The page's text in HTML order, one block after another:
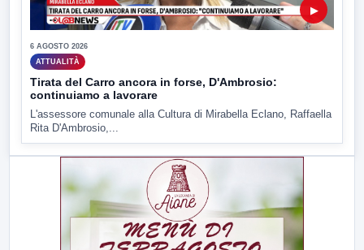
▶
6 AGOSTO 2026
ATTUALITÀ
Tirata del Carro ancora in forse, D'Ambrosio:
continuiamo a lavorare
L'assessore comunale alla Cultura di Mirabella Eclano, Raffaella
Rita D'Ambrosio,...